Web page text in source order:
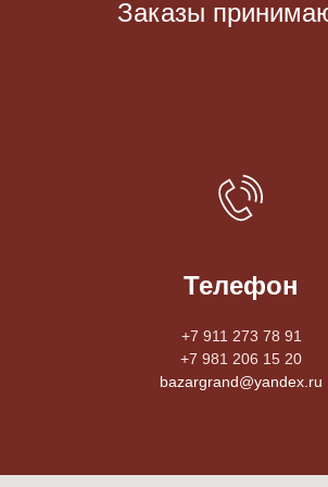
Заказы
Телефон
+7 911 273 78 91
+7 981 206 15 20
bazargrand@yandex.ru